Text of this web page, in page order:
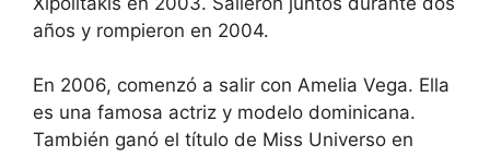
años y rompieron en 2004.
En 2006, comenzó a salir con Amelia Vega. Ella
es una famosa actriz y modelo dominicana.
También ganó el título de Miss Universo en